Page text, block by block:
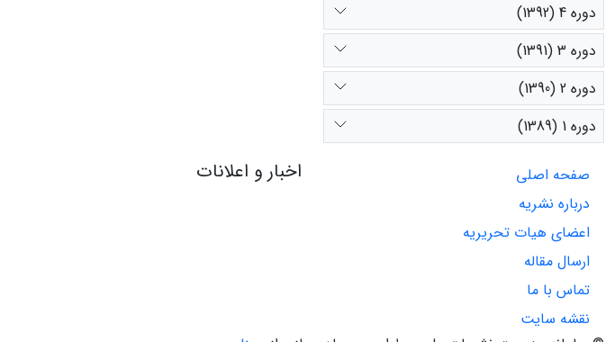
دوره 4 (1392)
دوره 3 (1391)
دوره 2 (1390)
دوره 1 (1389)
صفحه اصلی
درباره نشریه
اعضای هیات تحریریه
ارسال مقاله
تماس با ما
نقشه سایت
اخبار و اعلانات